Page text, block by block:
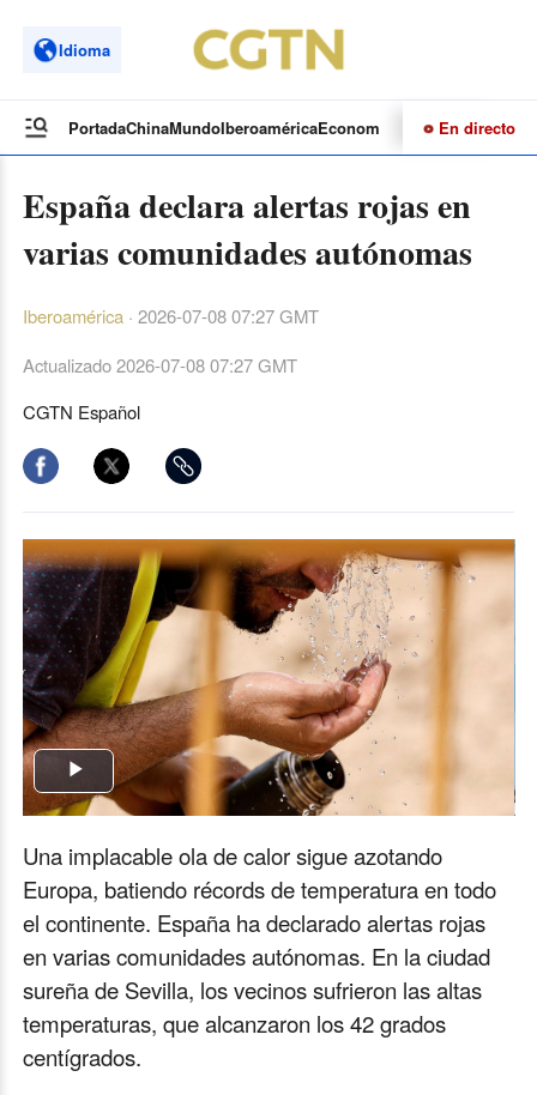
Idioma
PortadaChinaMundoIberoaméricaEconomía CulturaDeportes
En directo
España declara alertas rojas en
varias comunidades autónomas
Iberoamérica· 2026-07-08 07:27 GMT
Actualizado2026-07-08 07:27 GMT
CGTN Español
Play
Una implacable ola de calor sigue azotando
Europa, batiendo récords de temperatura en todo
el continente. España ha declarado alertas rojas
en varias comunidades autónomas. En la ciudad
sureña de Sevilla, los vecinos sufrieron las altas
temperaturas, que alcanzaron los 42 grados
centígrados.